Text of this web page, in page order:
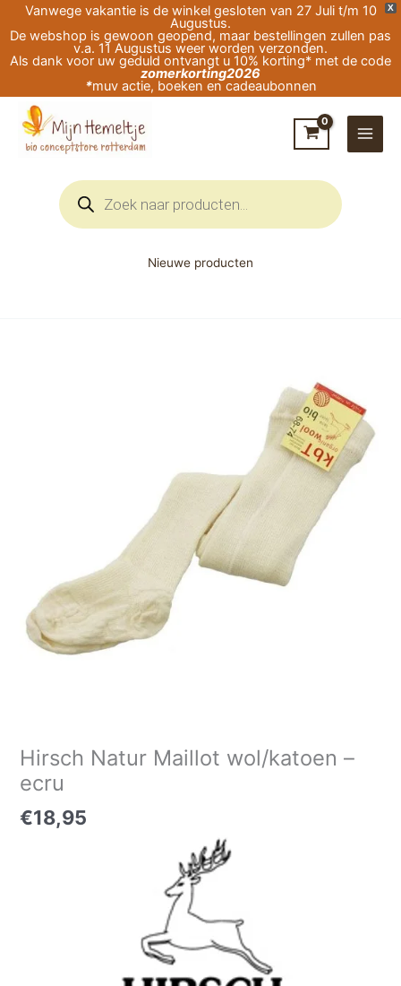
X
Vanwege vakantie is de winkel gesloten van 27 Juli t/m 10
Augustus.
De webshop is gewoon geopend, maar bestellingen zullen pas
v.a. 11 Augustus weer worden verzonden.
Als dank voor uw geduld ontvangt u 10% korting* met de code
zomerkorting2026
*muv actie, boeken en cadeaubonnen
naar
de
Producten
zoeken
Nieuwe producten
Hirsch Natur Maillot wol/katoen –
ecru
€18,95